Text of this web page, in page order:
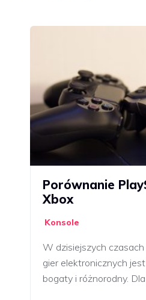
Porównanie
Xbox
Konsole
W dzisiejszych
gier elektronicznych
bogaty i różnorodny.